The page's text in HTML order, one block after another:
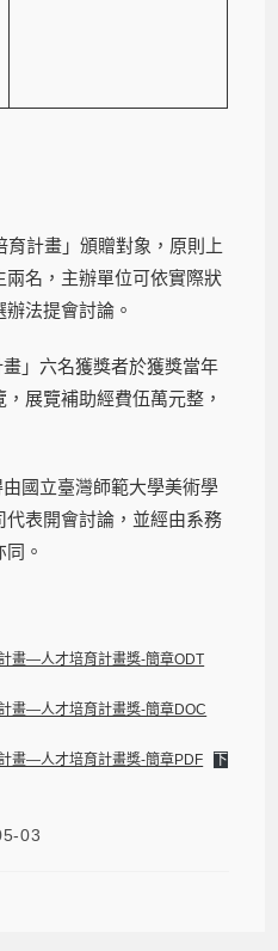
育計畫」頒贈對象，原則上
名，主辦單位可依實際狀
法提會討論。
」六名獲獎者於獲獎當年
展覽補助經費伍萬元整，
國立臺灣師範大學美術學
表開會討論，並經由系務
。
畫—人才培育計畫獎-簡章ODT
畫—人才培育計畫獎-簡章DOC
畫—人才培育計畫獎-簡章PDF
下
03